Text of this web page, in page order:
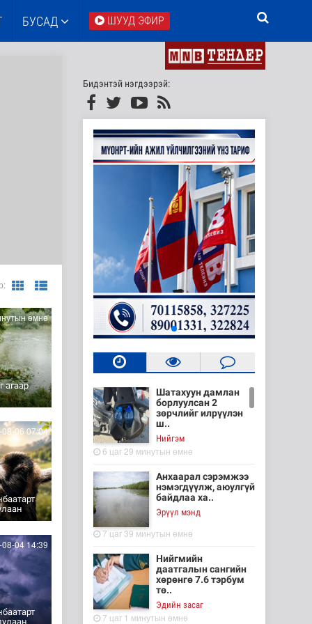
БУСАД ШУУД ЭФИР
агаар
өмнө
06 07:04
04 14:39
Бидэнтэй нэгдээрэй:
Шатахуун дамлан
борлуулсан 2
зөрчлийг илрүүлэн
ш..
Нийгэм
6 цаг 29 минутын өмнө
Анхаарал сэрэмжээ
нэмэгдүүлж, аюулгүй
байдлаа ха..
Эрүүл мэнд
7 цаг 39 минутын өмнө
Нийгмийн
даатгалын сангийн
хөрөнгө 7.6 тэрбум
тө..
Эдийн засаг
7 цаг 1 минутын өмнө